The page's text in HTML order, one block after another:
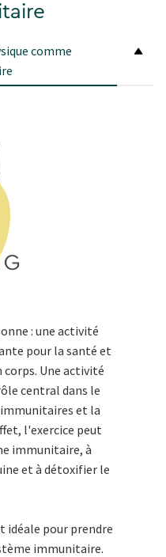
comme
: une activité
pour la santé et
corps. Une activité
central dans le
et la
l'exercice peut
immunitaire, à
et à détoxifier le
idéale pour prendre
immunitaire.